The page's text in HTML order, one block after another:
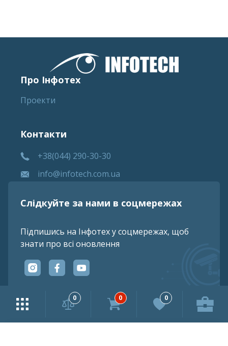
0 0 0
Про Інфотех
Проекти
Контакти
+38(044) 290-30-30
info@infotech.com.ua
Слідкуйте за нами в соцмережах
Підпишись на Інфотех у соцмережах, щоб
знати про всі оновлення